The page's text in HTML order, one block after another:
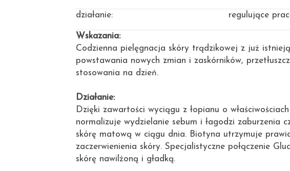
działanie: regulujące
Wskazania:
Codzienna pielęgnacja skóry trądzikowej z już
powstawania nowych zmian i zaskórników,
stosowania na dzień.
Działanie:
Dzięki zawartości wyciągu z łopianu o
normalizuje wydzielanie sebum i łagodzi zaburzenia
skórę matową w ciągu dnia. Biotyna utrzymuje
zaczerwienienia skóry. Specjalistyczne połączenie
skórę nawilżoną i gładką.